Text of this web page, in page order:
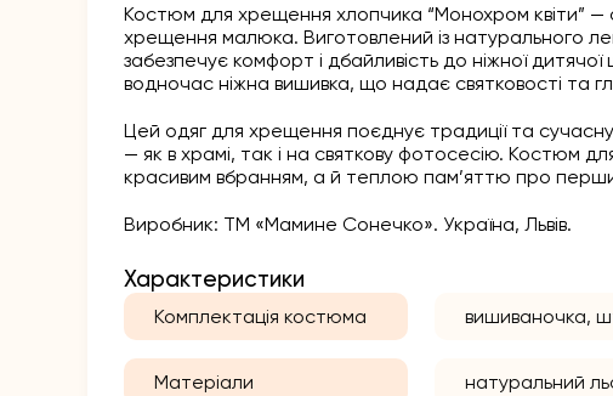
Костюм для хрещення хлопчика “Монохром квіти” —
хрещення малюка. Виготовлений із натурального
забезпечує комфорт і дбайливість до ніжної
водночас ніжна вишивка, що надає святковості та
Цей одяг для хрещення поєднує традиції та
— як в храмі, так і на святкову фотосесію. Костюм
красивим вбранням, а й теплою пам’яттю про
Виробник: ТМ «Мамине Сонечко». Україна, Львів.
Характеристики
Комплектація костюма вишиваночка,
Матеріали натуральний